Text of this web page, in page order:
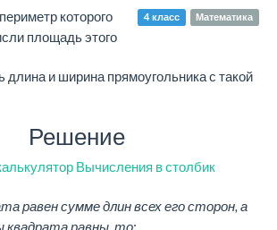
4 класс Математика
которого
площадь этого
длина и ширина прямоугольника с такой
Решение
Вычисления в столбик
равен сумме длин всех его сторон, а
равны, то: